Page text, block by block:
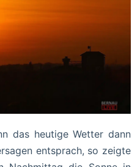
das heutige Wetter dann
entsprach, so zeigte